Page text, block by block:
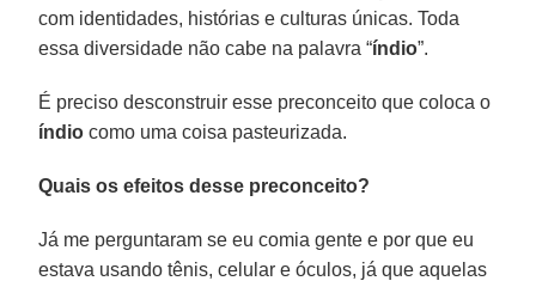
com identidades, histórias e culturas únicas. Toda
essa diversidade não cabe na palavra “índio”.
É preciso desconstruir esse preconceito que coloca o
índio como uma coisa pasteurizada.
Quais os efeitos desse preconceito?
Já me perguntaram se eu comia gente e por que eu
estava usando tênis, celular e óculos, já que aquelas